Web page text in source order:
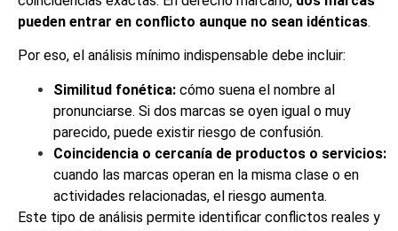
pueden entrar en conflicto aunque no sean idénticas.
Por eso, el análisis mínimo indispensable debe incluir:
Similitud fonética: cómo suena el nombre al
pronunciarse. Si dos marcas se oyen igual o muy
parecido, puede existir riesgo de confusión.
Coincidencia o cercanía de productos o servicios:
cuando las marcas operan en la misma clase o en
actividades relacionadas, el riesgo aumenta.
Este tipo de análisis permite identificar conflictos reales y